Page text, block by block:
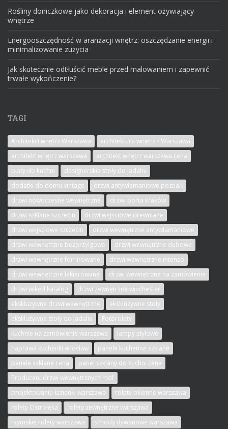
Rośliny doniczkowe jako dekoracja i element ożywiający
wnętrze
Energooszczędność w aranżacji wnętrz: oszczędzanie energii i
minimalizowanie zużycia
Jak skutecznie odtłuścić meble przed malowaniem i zapewnić
trwałe wykończenie?
TAGI
Architekci wnętrz Warszawa
architektura wnętrz - Warszawa
architekt wnętrz warszawa
architekt wnętrz warszawa cena
blaty do kuchni
designerskie stoły do jadalni
dodatki do domu vintage
drzwi antywłamaniowe poznań
drzwi nowoczesne wewnętrzne
drzwi porta kraków
drzwi szklane szczecin
drzwi wejściowe drewniane
drzwi wejściowe szczecin
drzwi wewnętrzne antywłamaniowe
drzwi wewnętrzne bezprzylgowe
drzwi wewnętrzne dębowe
drzwi wewnętrzne fornirowane
drzwi wewnętrzne intenso
drzwi wewnętrzne lakierowane
drzwi wewnętrzne na zamówienie
drzwi wikęd katalog
drzwi zewnętrzne winchester
ekskluzywne drzwi wewnętrzne
ekskluzywne stoły
ekskluzywne stoły do jadalni
Fotorolety
kuchnie na zamówienie warszawa
lampy stylowe
naprawa kuchenki wrocław
panele kuchenne szklane
panele szklane cena
panel szklany do kuchni cena
Producent drzwi wewnętrznych mdf
projektowanie łazienki warszawa
rolety okienne warszawa
rolety Ostrołęka
rolety zewnętrzne warszawa
rzymskie rolety warszawa
schody dywanowe warszawa